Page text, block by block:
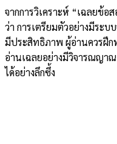
จากการวิเคราะห์ “เฉลยข้อ
ว่า การเตรียมตัวอย่างมีระบ
มีประสิทธิภาพ ผู้อ่านควรฝึก
อ่านเฉลยอย่างมีวิจารณญา
ได้อย่างลึกซึ้ง